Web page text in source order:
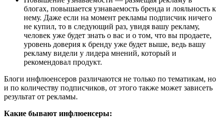
блогах, повышается узнаваемость бренда и лояльность к
нему. Даже если на момент рекламы подписчик ничего
не купил, то в следующий раз, увидя вашу рекламу,
человек уже будет знать о вас и о том, что вы продаете,
уровень доверия к бренду уже будет выше, ведь вашу
рекламу видели у лидера мнений, который и
рекомендовал продукт.
Блоги инфлюенсеров различаются не только по тематикам, но
и по количеству подписчиков, от этого также может зависеть
результат от рекламы.
Какие бывают инфлюенсеры: